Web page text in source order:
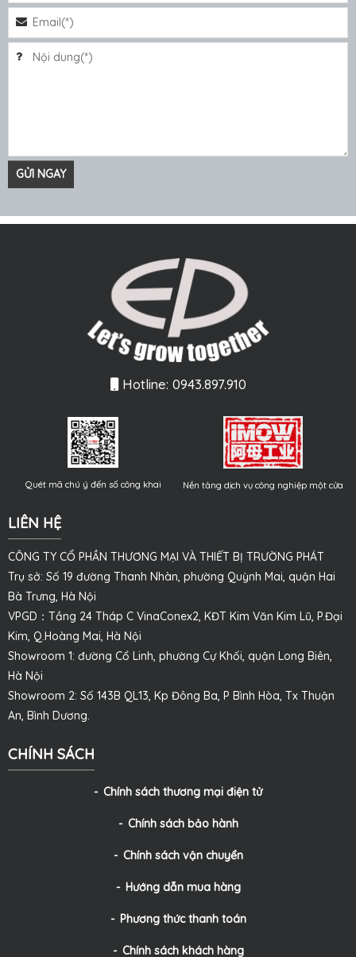
Hotline: 0943.897.910
Quét mã chú ý đến số công khai Nền tảng dịch vụ công nghiệp một cửa
LIÊN HỆ
CÔNG TY CỔ PHẦN THƯƠNG MẠI VÀ THIẾT BỊ TRƯỜNG PHÁT
Trụ sở: Số 19 đường Thanh Nhàn, phường Quỳnh Mai, quận Hai
Bà Trưng, Hà Nội
VPGD：Tầng 24 Tháp C VinaConex2, KĐT Kim Văn Kim Lũ, P.Đại
Kim, Q.Hoàng Mai, Hà Nội
Showroom 1: đường Cổ Linh, phường Cự Khối, quận Long Biên,
Hà Nội
Showroom 2: Số 143B QL13, Kp Đông Ba, P Bình Hòa, Tx Thuận
An, Bình Dương.
CHÍNH SÁCH
Chính sách thương mại điện tử
Chính sách bảo hành
Chính sách vận chuyển
Hướng dẫn mua hàng
Phương thức thanh toán
Chính sách khách hàng